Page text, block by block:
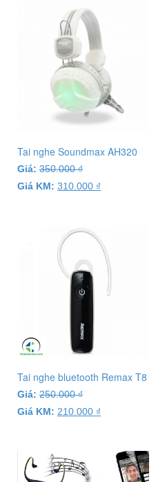
Tai nghe Soundmax AH320
Giá: 350.000₫
Giá KM: 310.000 ₫
Tai nghe bluetooth Remax T8
Giá: 250.000₫
Giá KM: 210.000 ₫